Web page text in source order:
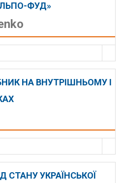
ФУД»
НА ВНУТРІШНЬОМУ І
СТАНУ УКРАЇНСЬКОЇ